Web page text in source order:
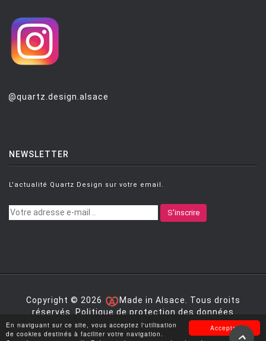
Accepter
En naviguant sur ce site, vous acceptez l'utilisation
de cookies destinés à faciliter votre navigation.
PETITE FRITURE
PLANIKA
REMEMBER
SELETTI
SKITSCH
SLIDE
@quartz.design.alsace
NEWSLETTER
L'actualité Quartz Design sur votre email.
S'inscrire
Copyright © 2026
Made in Alsace. Tous droits
réservés.
Politique de protection des données
personnelles|Mentions légales|Conditions générales
de vente